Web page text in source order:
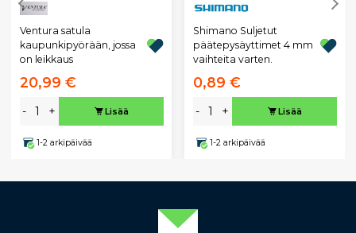
Ventura satula
kaupunkipyörään, jossa
on leikkaus
20,99 €
- + Lisää
1-2 arkipäivää
Shimano Suljetut
päätepysäyttimet 4 mm
vaihteita varten.
0,89 €
- + Lisää
1-2 arkipäivää